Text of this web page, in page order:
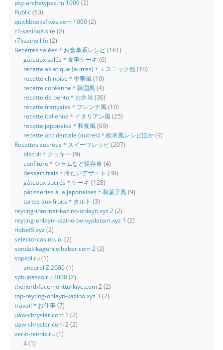
psy-archetypes.ru 1000(2)
Public(63)
quickbooksfixes.com 1000(2)
r7-kasino8.site (2)
r7kazino.life (2)
Recettes salées＊お食事系レシピ(161)
gâteaux salés＊食事ケーキ (6)
recette asiatique (autres)＊エスニック他(10)
recette chinoise＊中華風(10)
recette coréenne＊韓国風(4)
recette de bento＊お弁当 (36)
recette française＊フレンチ風(10)
recette italienne＊イタリアン風(25)
recette japonaise＊和食風(69)
recette occidentale (autres)＊欧米風レシピほか(9)
Recettes sucrées＊スイーツレシピ(207)
biscuit＊クッキー (9)
confiture＊ジャムなど保存食(4)
dessert frais＊冷たいデザート (38)
gâteaux sucrés＊ケーキ (128)
pâtisseries à la japonaises＊和菓子風(9)
tartes aux fruits＊タルト (3)
reyting-internet-kazino-onlayn.xyz 2(2)
reyting-onlayn-kazino-po-vyplatam.xyz 1 (2)
riobet5.xyz (2)
selectorcasino.lol (2)
sondakikaguncelhaber.com 2(2)
sopkol.ru(1)
ancorallZ 2000(1)
spbunesco.ru 2000(2)
thenorthfacemontturkiye.com 2(2)
top-reyting-onlayn-kazino.xyz 3 (2)
travail＊お仕事(7)
uaw-chrysler.com 1 (2)
uaw-chrysler.com 2(2)
verin-tennis.ru(1)
4(1)